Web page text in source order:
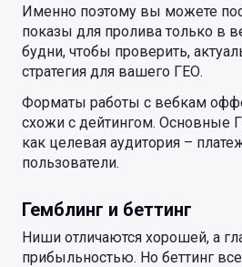
Именно поэтому вы можете
показы для пролива только в
будни, чтобы проверить,
стратегия для вашего ГЕО.
Форматы работы с вебкам
схожи с дейтингом. Основные
как целевая аудитория –
пользователи.
Гемблинг и беттинг
Ниши отличаются хорошей, а
прибыльностью. Но беттинг